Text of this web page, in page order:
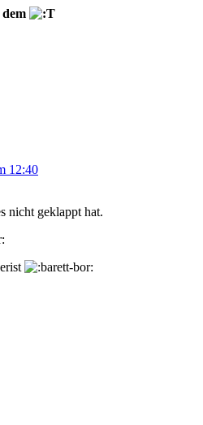
12:40
nicht geklappt hat.